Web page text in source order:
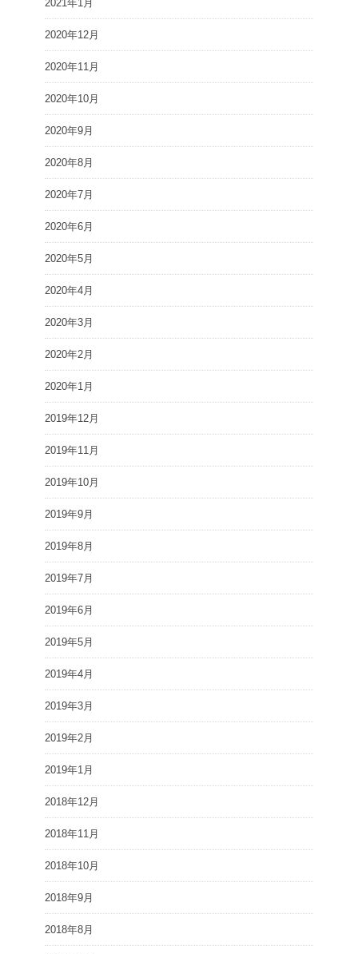
2021年1月
2020年12月
2020年11月
2020年10月
2020年9月
2020年8月
2020年7月
2020年6月
2020年5月
2020年4月
2020年3月
2020年2月
2020年1月
2019年12月
2019年11月
2019年10月
2019年9月
2019年8月
2019年7月
2019年6月
2019年5月
2019年4月
2019年3月
2019年2月
2019年1月
2018年12月
2018年11月
2018年10月
2018年9月
2018年8月